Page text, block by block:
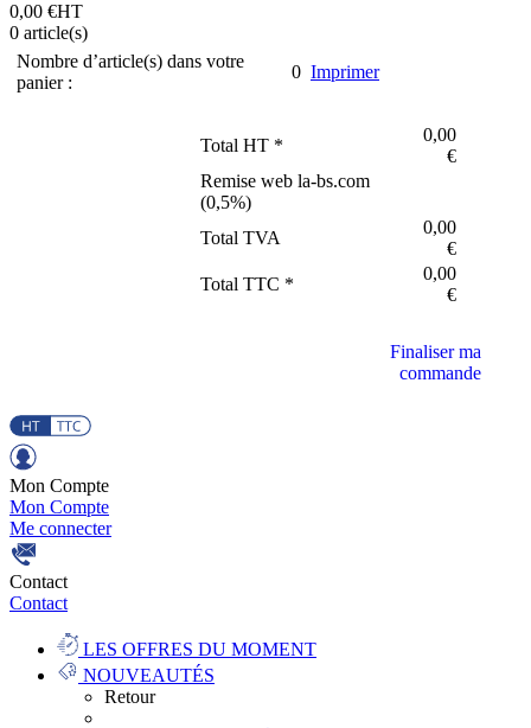
0,00 €HT
0 article(s)
Nombre d’article(s) dans votre
panier :
0 Imprimer
Total HT *
0,00
€
Remise web la-bs.com
(0,5%)
Total TVA
0,00
€
Total TTC *
0,00
€
Finaliser ma
commande
Mon Compte
Mon Compte
Me connecter
Contact
Contact
LES OFFRES DU MOMENT
NOUVEAUTÉS
Retour